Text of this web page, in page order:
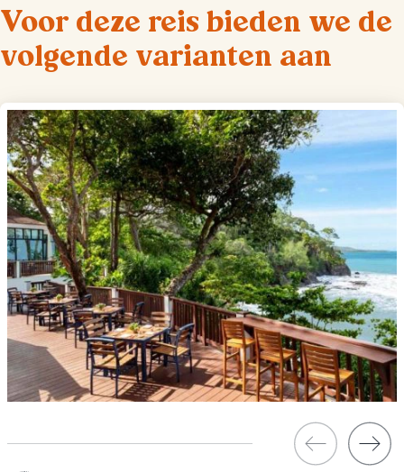
Voor deze reis bieden we de
volgende varianten aan